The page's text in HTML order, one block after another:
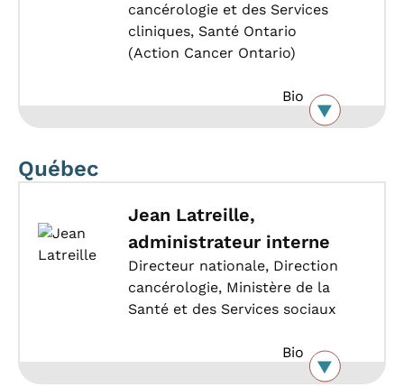
cancérologie et des Services
cliniques, Santé Ontario
(Action Cancer Ontario)
Bio
Québec
Jean Latreille,
administrateur interne
Directeur nationale, Direction
cancérologie, Ministère de la
Santé et des Services sociaux
Bio